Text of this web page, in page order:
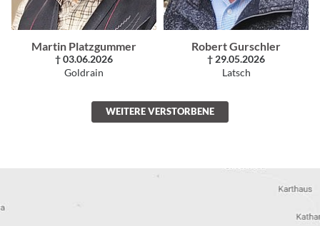
Martin Platzgummer
† 03.06.2026
Goldrain
Robert Gurschler
† 29.05.2026
Latsch
WEITERE VERSTORBENE